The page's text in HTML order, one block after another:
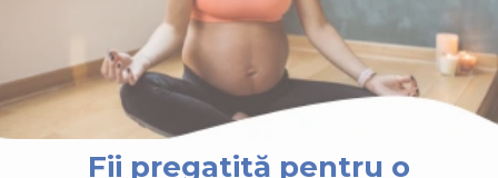
Fii pregatită pentru o